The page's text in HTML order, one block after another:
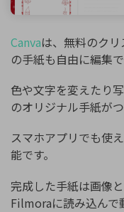
Canvaは、無料のク
の手紙も自由に編集で
色や文字を変えたり
のオリジナル手紙がつ
スマホアプリでも使
能です。
完成した手紙は画像
Filmoraに読み込んで